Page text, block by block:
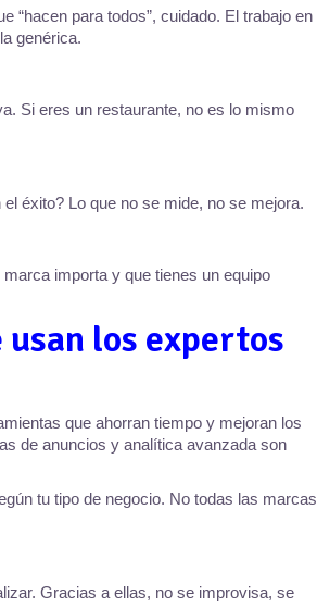
“hacen para todos”, cuidado. El trabajo en
genérica.
Si eres un restaurante, no es lo mismo
éxito? Lo que no se mide, no se mejora.
importa y que tienes un equipo
los expertos
que ahorran tiempo y mejoran los
de anuncios y analítica avanzada son
tu tipo de negocio. No todas las marcas
Gracias a ellas, no se improvisa, se